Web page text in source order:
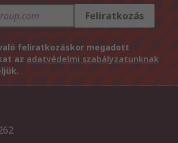
Feliratkozás
feliratkozáskor megadott
az adatvédelmi szabályzatunknak